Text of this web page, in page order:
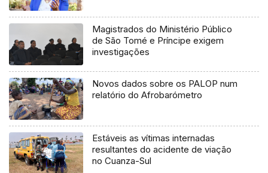
Magistrados do Ministério Público
de São Tomé e Príncipe exigem
investigações
Novos dados sobre os PALOP num
relatório do Afrobarómetro
Estáveis as vítimas internadas
resultantes do acidente de viação
no Cuanza-Sul